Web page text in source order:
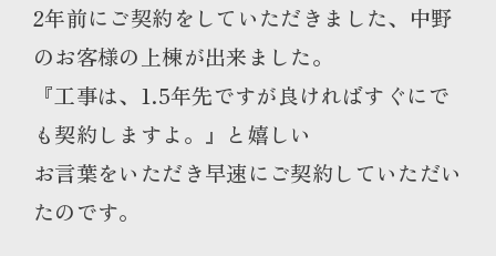
2年前にご契約をしていただきました、中野
のお客様の上棟が出来ました。
『工事は、1.5年先ですが良ければすぐにで
も契約しますよ。』と嬉しい
お言葉をいただき早速にご契約していただい
たのです。